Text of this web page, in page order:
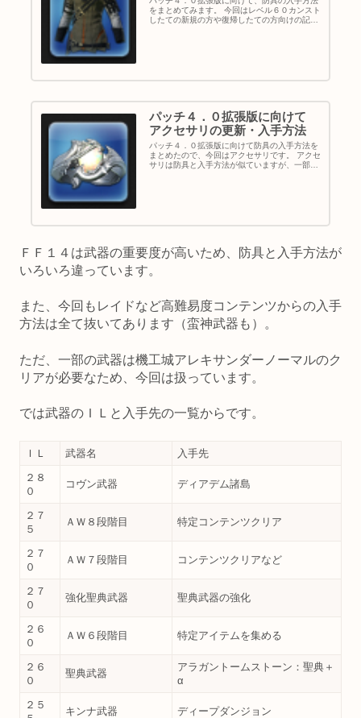
をまとめてみます。 今回はレベル６０カンスト
したての新規の方や復帰したての方向けの記事
パッチ４．０拡張版に向けて
アクセサリの更新・入手方法
パッチ４．０拡張版に向けて防具の入手方法を
まとめたので、今回はアクセサリです。 アクセ
サリは防具と入手方法が似ていますが、一部違
ＦＦ１４は武器の重要度が高いため、防具と入手方法が
いろいろ違っています。
また、今回もレイドなど高難易度コンテンツからの入手
方法は全て抜いてあります（蛮神武器も）。
ただ、一部の武器は機工城アレキサンダーノーマルのク
リアが必要なため、今回は扱っています。
では武器のＩＬと入手先の一覧からです。
ＩＬ 武器名
入手先
２８
０
コヴン武器 ディアデム諸島
２７
５
ＡＷ８段階目 特定コンテンツクリア
２７
０
ＡＷ７段階目 コンテンツクリアなど
２７
０
強化聖典武器 聖典武器の強化
２６
０
ＡＷ６段階目 特定アイテムを集める
２６
０
聖典武器
アラガントームストーン：聖典＋
α
２５
キンナ武器 ディープダンジョン